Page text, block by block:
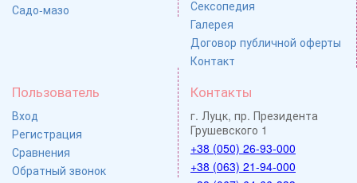
Садо-мазо
Сексопедия
Галерея
Договор публичной оферты
Контакт
Пользователь
Вход
Регистрация
Сравнения
Обратный звонок
Контакты
г. Луцк, пр. Президента
Грушевского 1
+38 (050) 26-93-000
+38 (063) 21-94-000